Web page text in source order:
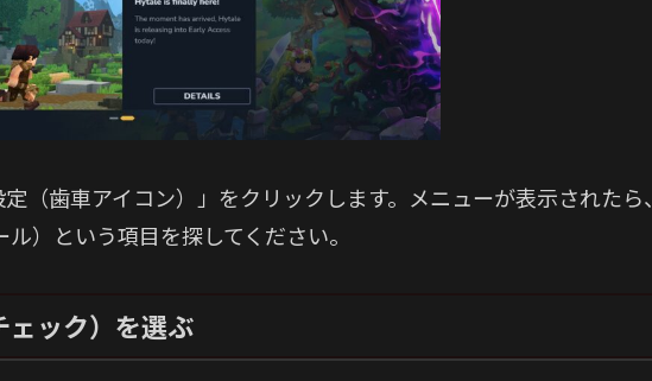
（歯車アイコン）」をクリックします。メニューが表示されたら、
）という項目を探してください。
ェック）を選ぶ